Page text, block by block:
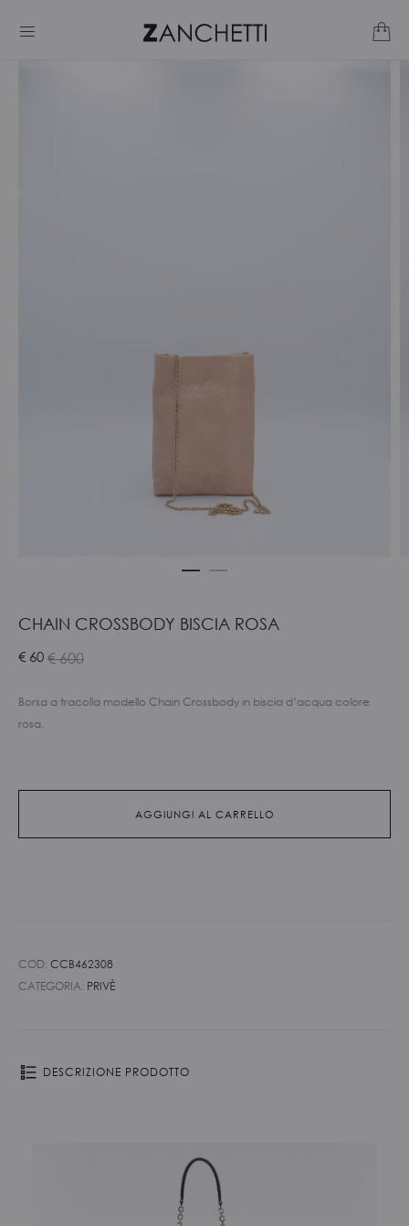
CHAIN CROSSBODY BISCIA ROSA
Borsa a tracolla modello Chain Crossbody in biscia d’acqua colore
rosa.
€600
Il
€ 60
Il
AGGIUNGI AL CARRELLO
COD: CCB462308
CATEGORIA: PRIVÈ
DESCRIZIONE PRODOTTO